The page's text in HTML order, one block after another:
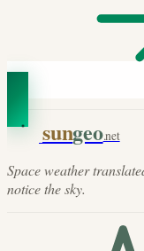
sungeo.net
Space weather
notice the sky.